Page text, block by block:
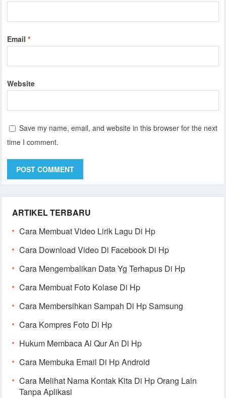
Email*
Website
Save my name, email, and website in this browser for the next
time I comment.
ARTIKEL TERBARU
Cara Membuat Video Lirik Lagu Di Hp
Cara Download Video Di Facebook Di Hp
Cara Mengembalikan Data Yg Terhapus Di Hp
Cara Membuat Foto Kolase Di Hp
Cara Membersihkan Sampah Di Hp Samsung
Cara Kompres Foto Di Hp
Hukum Membaca Al Qur An Di Hp
Cara Membuka Email Di Hp Android
Cara Melihat Nama Kontak Kita Di Hp Orang Lain
Tanpa Aplikasi